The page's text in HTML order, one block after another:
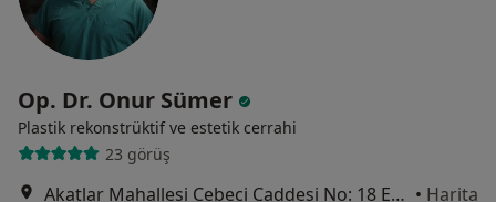
Op. Dr. Onur Sümer
Plastik rekonstrüktif ve estetik cerrahi
23 görüş
Akatlar Mahallesi Cebeci Caddesi No: 18 Etiler, İstanbul • Harita